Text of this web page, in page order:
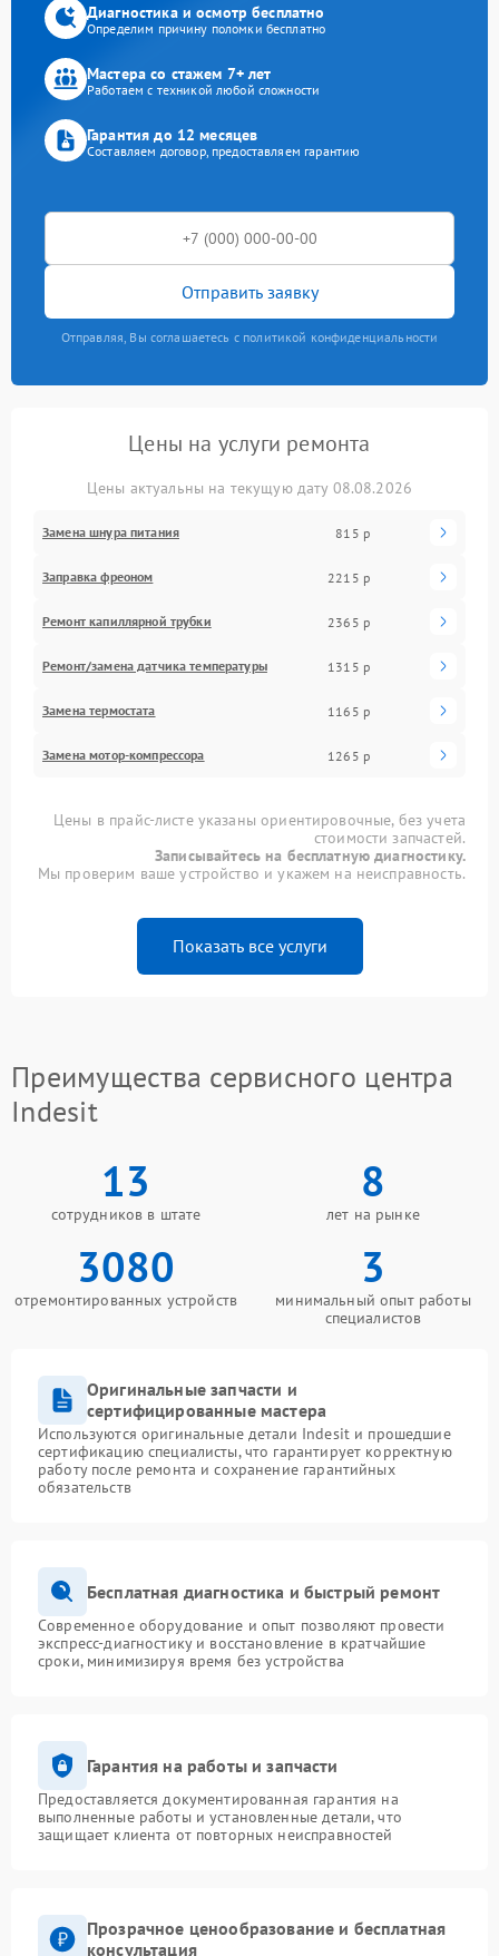
Диагностика и осмотр бесплатно
Определим причину поломки бесплатно
Мастера со стажем 7+ лет
Работаем с техникой любой сложности
Гарантия до 12 месяцев
Составляем договор, предоставляем гарантию
Отправить заявку
Отправляя, Вы соглашаетесь с политикой конфиденциальности
Цены на услуги ремонта
Цены актуальны на текущую дату 08.08.2026
Замена шнура питания 815 р
Заправка фреоном 2215 р
Ремонт капиллярной трубки 2365 р
Ремонт/замена датчика температуры 1315 р
Замена термостата 1165 р
Замена мотор-компрессора 1265 р
Цены в прайс-листе указаны ориентировочные, без учета
стоимости запчастей.
Записывайтесь на бесплатную диагностику.
Мы проверим ваше устройство и укажем на неисправность.
Показать все услуги
Преимущества сервисного центра
Indesit
13
сотрудников в штате
8
лет на рынке
3080
отремонтированных устройств
3
минимальный опыт работы
специалистов
Оригинальные запчасти и
сертифицированные мастера
Используются оригинальные детали Indesit и прошедшие
сертификацию специалисты, что гарантирует корректную
работу после ремонта и сохранение гарантийных
обязательств
Бесплатная диагностика и быстрый ремонт
Современное оборудование и опыт позволяют провести
экспресс-диагностику и восстановление в кратчайшие
сроки, минимизируя время без устройства
Гарантия на работы и запчасти
Предоставляется документированная гарантия на
выполненные работы и установленные детали, что
защищает клиента от повторных неисправностей
Прозрачное ценообразование и бесплатная
консультация